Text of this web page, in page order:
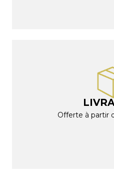
Offerte à partir